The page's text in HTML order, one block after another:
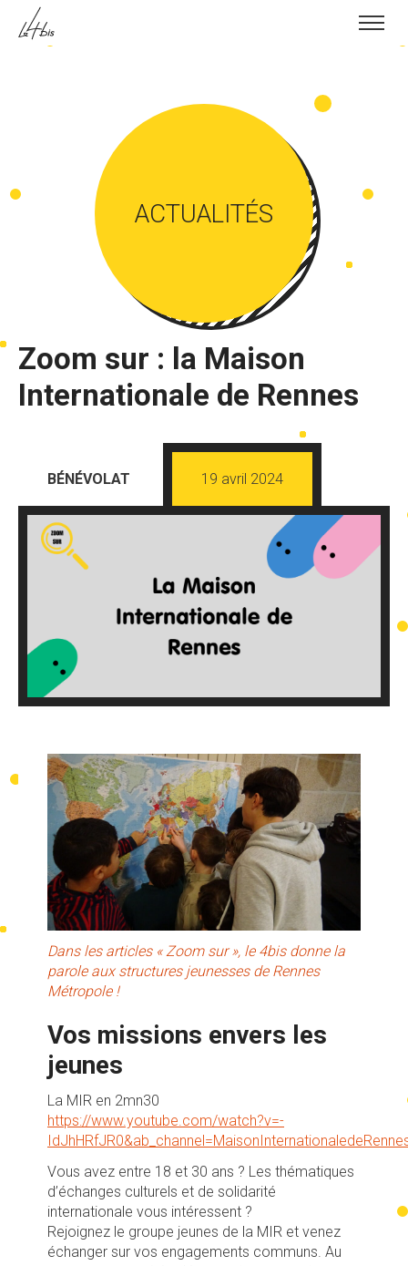
Skip to content
ACTUALITÉS
Zoom sur : la Maison
Internationale de Rennes
BÉNÉVOLAT 19 avril 2024
Dans les articles « Zoom sur », le 4bis donne la
parole aux structures jeunesses de Rennes
Métropole !
Vos missions envers les
jeunes
La MIR en 2mn30
https://www.youtube.com/watch?v=-
Vous avez entre 18 et 30 ans ? Les thématiques
d’échanges culturels et de solidarité
internationale vous intéressent ?
Rejoignez le groupe jeunes de la MIR et venez
échanger sur vos engagements communs. Au